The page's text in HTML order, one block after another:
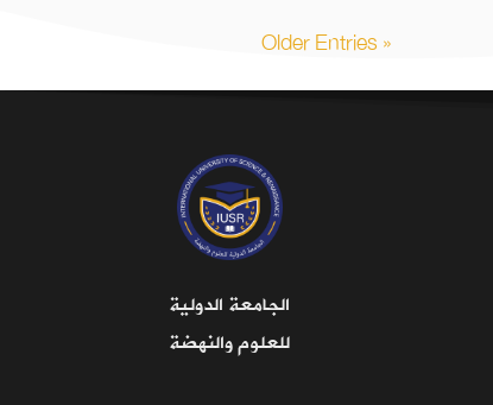
« Older Entries
الجامعة الدولية
للعلوم والنهضة